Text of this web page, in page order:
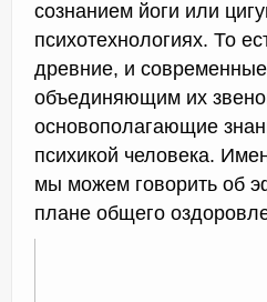
сознанием йоги или
психотехнологиях. То
древние, и
объединяющим их
основополагающие
психикой человека.
мы можем говорить об
плане общего